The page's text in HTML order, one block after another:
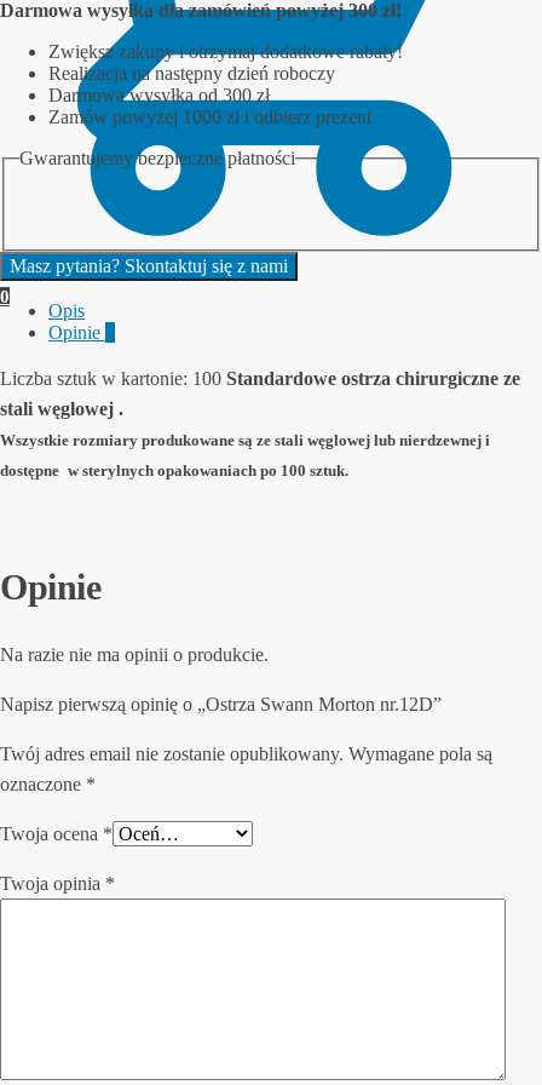
0
nr.12D
Darmowa wysyłka dla zamówień powyżej 300 zł!
Zwiększ zakupy i otrzymaj dodatkowe rabaty!
Realizacja na następny dzień roboczy
Darmowa wysyłka od 300 zł
Zamów powyżej 1000 zł i odbierz prezent
Gwarantujemy bezpieczne płatności
Masz pytania? Skontaktuj się z nami
Opis
Opinie
Liczba sztuk w kartonie: 100 Standardowe ostrza chirurgiczne ze
stali węglowej .
Wszystkie rozmiary produkowane są ze stali węglowej lub nierdzewnej i
dostępne w sterylnych opakowaniach po 100 sztuk.
Opinie
Na razie nie ma opinii o produkcie.
Napisz pierwszą opinię o „Ostrza Swann Morton nr.12D”
Twój adres email nie zostanie opublikowany. Wymagane pola są
oznaczone *
Twoja ocena *
Twoja opinia *